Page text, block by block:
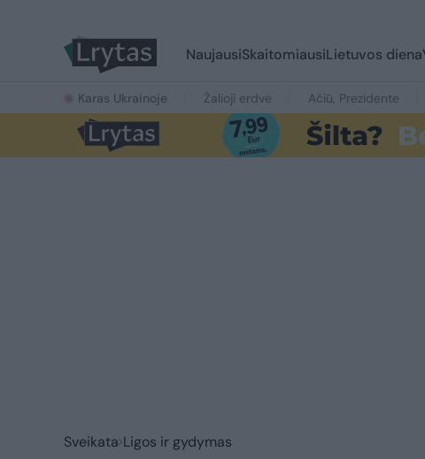
NaujausiSkaitomiausiLietuvos diena
Karas Ukrainoje Žalioji erdvė Ačiū, Prezidente
Sveikata Ligos ir gydymas